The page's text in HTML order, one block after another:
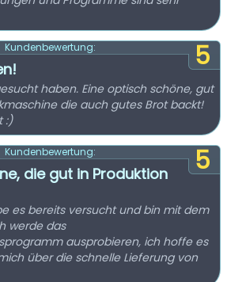
5
Kundenbewertung:
haben. Eine optisch schöne, gut
die auch gutes Brot backt!
:)
5
Kundenbewertung:
die gut in Produktion
es bereits versucht und bin mit dem
werde das
ausprobieren, ich hoffe es
über die schnelle Lieferung von